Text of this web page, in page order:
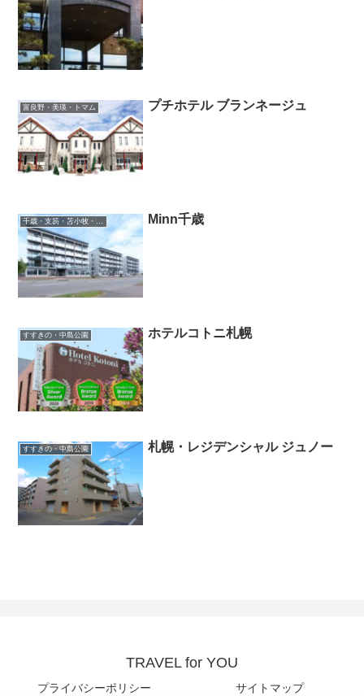
富良野・美瑛・トマム プチホテル ブランネージュ
千歳・支笏・苫小牧・滝川・夕張・空知 Minn千歳
すすきの・中島公園 ホテルコトニ札幌
すすきの・中島公園 札幌・レジデンシャル ジュノー
TRAVEL for YOU
プライバシーポリシー サイトマップ